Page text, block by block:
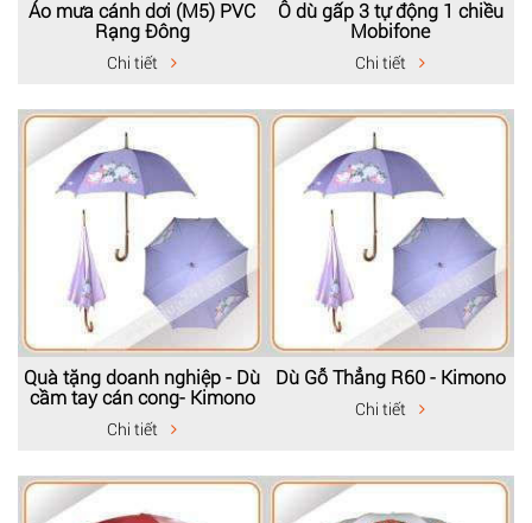
Áo mưa cánh dơi (M5) PVC
Rạng Đông
Chi tiết
Ô dù gấp 3 tự động 1 chiều
Mobifone
Chi tiết
Quà tặng doanh nghiệp - Dù
cầm tay cán cong- Kimono
Chi tiết
Dù Gỗ Thẳng R60 - Kimono
Chi tiết